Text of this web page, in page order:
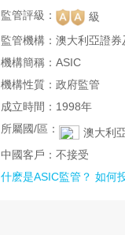
監管評級：
級
監管機構： 澳大利亞證
機構簡稱： ASIC
機構性質： 政府監管
成立時間： 1998年
所屬國/區：
澳大利
中國客戶： 不接受
什麽是ASIC監管？ 如何